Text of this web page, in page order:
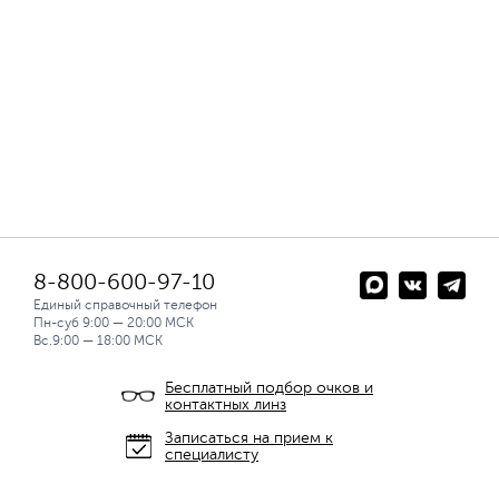
8-800-600-97-10
Единый справочный телефон
Пн-суб 9:00 — 20:00 МСК
Вс.9:00 — 18:00 МСК
Бесплатный подбор очков и
контактных линз
Записаться на прием к
специалисту